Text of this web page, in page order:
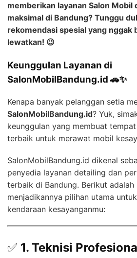
memberikan layanan Salon Mobil
maksimal di Bandung? Tunggu
rekomendasi spesial yang nggak
lewatkan! 😉
Keunggulan Layanan di
SalonMobilBandung.id 🚗✨
Kenapa banyak pelanggan setia
SalonMobilBandung.id? Yuk,
keunggulan yang membuat
terbaik untuk merawat mobil
SalonMobilBandung.id dikenal
penyedia layanan detailing dan
terbaik di Bandung. Berikut adalah
menjadikannya pilihan utama
kendaraan kesayanganmu:
✅ 1. Teknisi